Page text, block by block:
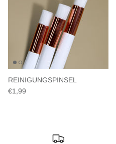
REINIGUNGSPINSEL
€1,99